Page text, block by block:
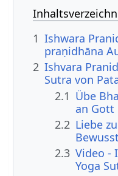
1 Ishwara
praṇidhāna
2 Ishvara
Sutra von
2.1 Übe
an Gott
2.2 Liebe
2.3 Video -
Yoga